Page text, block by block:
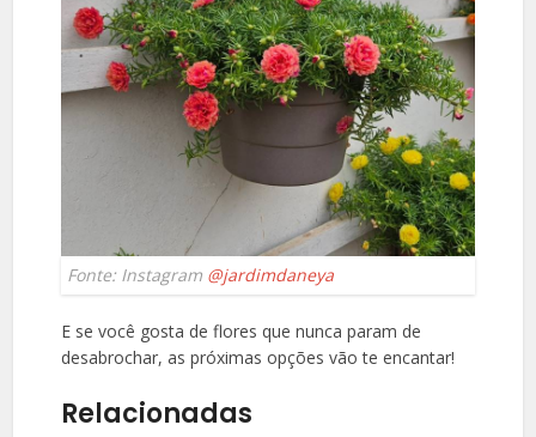
Fonte: Instagram @jardimdaneya
E se você gosta de flores que nunca param de
desabrochar, as próximas opções vão te encantar!
Relacionadas